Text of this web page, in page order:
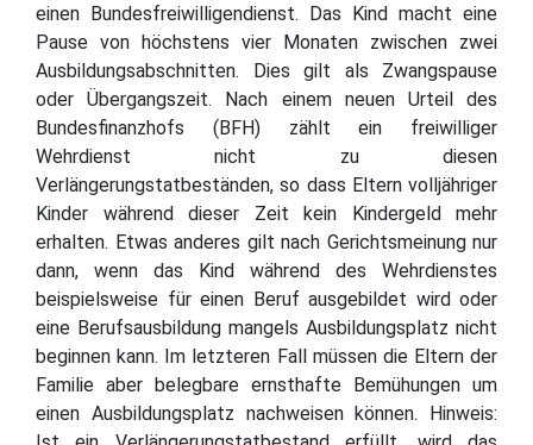
einen Bundesfreiwilligendienst. Das Kind macht eine
Pause von höchstens vier Monaten zwischen zwei
Ausbildungsabschnitten. Dies gilt als Zwangspause
oder Übergangszeit. Nach einem neuen Urteil des
Bundesfinanzhofs (BFH) zählt ein freiwilliger
Wehrdienst nicht zu diesen
Verlängerungstatbeständen, so dass Eltern volljähriger
Kinder während dieser Zeit kein Kindergeld mehr
erhalten. Etwas anderes gilt nach Gerichtsmeinung nur
dann, wenn das Kind während des Wehrdienstes
beispielsweise für einen Beruf ausgebildet wird oder
eine Berufsausbildung mangels Ausbildungsplatz nicht
beginnen kann. Im letzteren Fall müssen die Eltern der
Familie aber belegbare ernsthafte Bemühungen um
einen Ausbildungsplatz nachweisen können. Hinweis: